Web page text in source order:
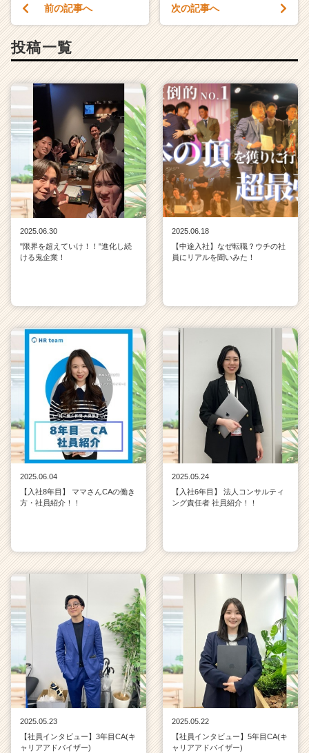
ャ
h
e
r
C
a
r
e
e
r）
前の記事へ 次の記事へ
投稿一覧
2025.06.30
"限界を超えていけ！！"進化し続
ける鬼企業！
2025.06.18
【中途入社】なぜ転職？ウチの社
員にリアルを聞いみた！
2025.06.04
【入社8年目】 ママさんCAの働き
方・社員紹介！！
2025.05.24
【入社6年目】 法人コンサルティ
ング責任者 社員紹介！！
2025.05.23
【社員インタビュー】3年目CA(キ
ャリアアドバイザー)
2025.05.22
【社員インタビュー】5年目CA(キ
ャリアアドバイザー)